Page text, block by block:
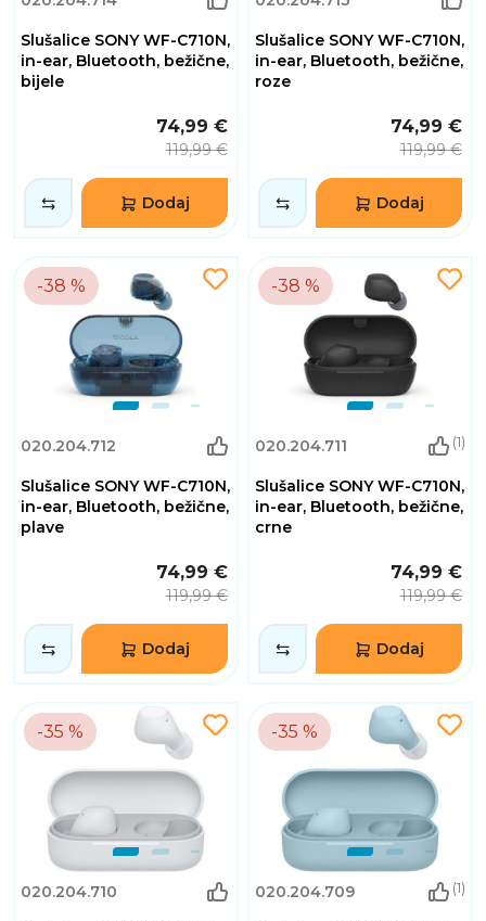
Slušalice SONY WF-C710N,
in-ear, Bluetooth, bežične,
bijele
74,99 €
119,99 €
Dodaj
Slušalice SONY WF-C710N,
in-ear, Bluetooth, bežične,
roze
74,99 €
119,99 €
Dodaj
-38 %
020.204.712
Slušalice SONY WF-C710N,
in-ear, Bluetooth, bežične,
plave
74,99 €
119,99 €
Dodaj
-38 %
020.204.711 (1)
Slušalice SONY WF-C710N,
in-ear, Bluetooth, bežične,
crne
74,99 €
119,99 €
Dodaj
-35 %
020.204.710
-35 %
020.204.709 (1)